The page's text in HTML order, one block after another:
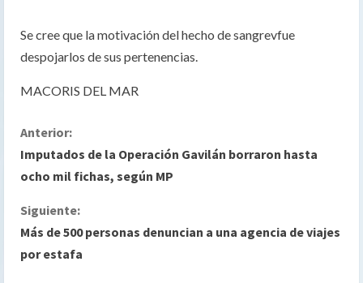
Se cree que la motivación del hecho de sangrevfue
despojarlos de sus pertenencias.
MACORIS DEL MAR
S
i
g
u
Anterior:
Imputados de la Operación Gavilán borraron hasta
ocho mil fichas, según MP
Siguiente:
Más de 500 personas denuncian a una agencia de viajes
por estafa